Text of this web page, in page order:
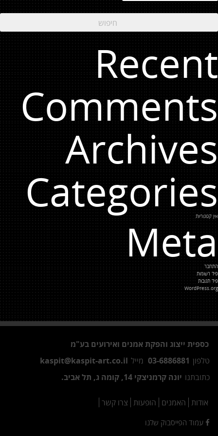
Recent
Comments
Archives
Categories
אין קטגוריות
Meta
התחבר
פיד רשומות
פיד תגובות
WordPress.org
כספית ייצוג והפקת אמנים ואירועים בע"מ
טלפון 03-6886881 מייל kaspit@kaspit-art.co.il
כתובתנו יונה קרמניצקי 14, קומה ג, תל אביב.
אודות האמנים הופעות צרו קשר
עמוד הפייסבוק שלנו